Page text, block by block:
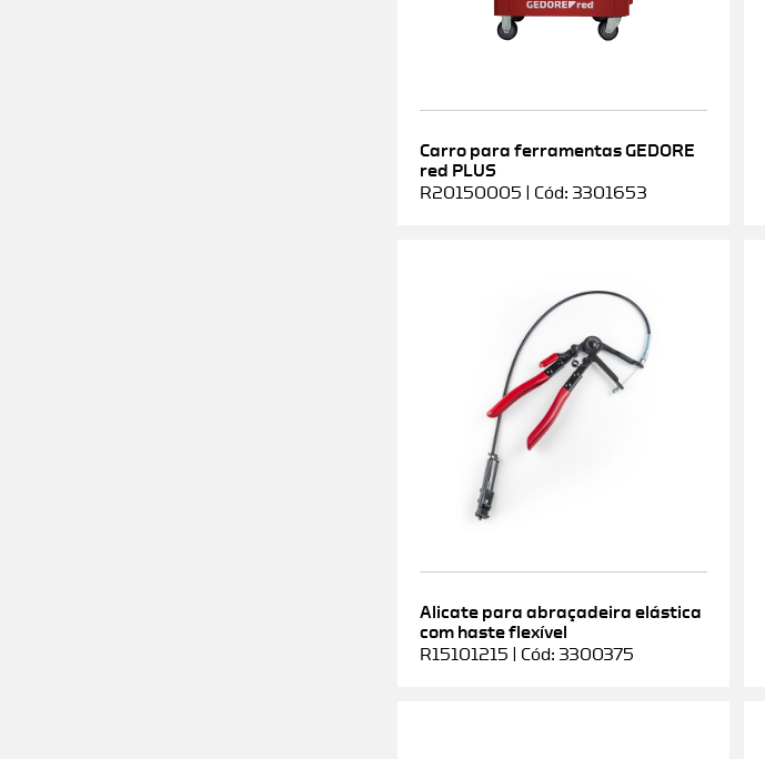
Carro para ferramentas GEDORE
red PLUS
R20150005 | Cód: 3301653
Alicate para abraçadeira elástica
com haste flexível
R15101215 | Cód: 3300375